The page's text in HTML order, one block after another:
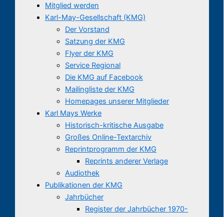
Mitglied werden
Karl-May-Gesellschaft (KMG)
Der Vorstand
Satzung der KMG
Flyer der KMG
Service Regional
Die KMG auf Facebook
Mailingliste der KMG
Homepages unserer Mitglieder
Karl Mays Werke
Historisch-kritische Ausgabe
Großes Online-Textarchiv
Reprintprogramm der KMG
Reprints anderer Verlage
Audiothek
Publikationen der KMG
Jahrbücher
Register der Jahrbücher 1970-